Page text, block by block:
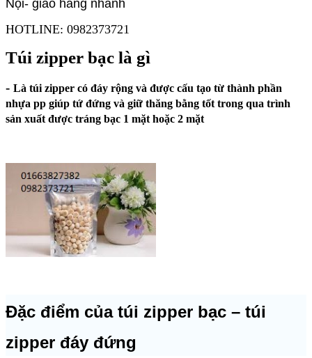
Nội- giao hàng nhanh
HOTLINE: 0982373721
Túi zipper bạc là gì
- Là túi zipper có đáy rộng và được cấu tạo từ thành phần
nhựa pp giúp tứ đứng và giữ thăng bằng tốt trong qua trình
sản xuất được tráng bạc 1 mặt hoặc 2 mặt
Đặc điểm của túi zipper bạc – túi
zipper đáy đứng